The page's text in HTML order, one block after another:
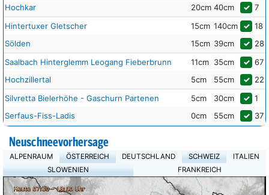
Hochkar
20cm 40cm ✓ 7
Hintertuxer Gletscher
15cm 140cm ✓ 18
Sölden
15cm 39cm ✓ 28
Saalbach Hinterglemm Leogang Fieberbrunn
11cm 35cm ✓ 67
Hochzillertal
5cm 55cm ✓ 22
Silvretta Bielerhöhe - Gaschurn Partenen
5cm 30cm ✓ 1
Serfaus-Fiss-Ladis
0cm 55cm ✓ 37
Neuschneevorhersage
ALPENRAUM ÖSTERREICH DEUTSCHLAND SCHWEIZ
ITALIEN
SLOWENIEN
FRANKREICH